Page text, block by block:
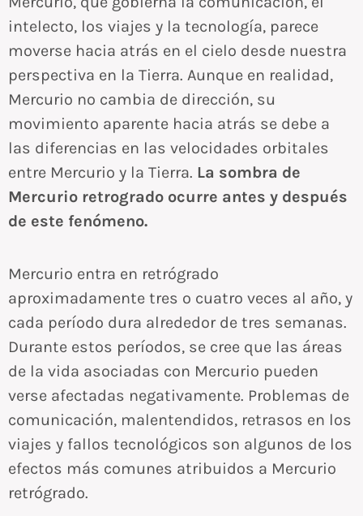
intelecto, los viajes y la tecnología, parece
moverse hacia atrás en el cielo desde nuestra
perspectiva en la Tierra. Aunque en realidad,
Mercurio no cambia de dirección, su
movimiento aparente hacia atrás se debe a
las diferencias en las velocidades orbitales
entre Mercurio y la Tierra. La sombra de
Mercurio retrogrado ocurre antes y después
de este fenómeno.
Mercurio entra en retrógrado
aproximadamente tres o cuatro veces al año, y
cada período dura alrededor de tres semanas.
Durante estos períodos, se cree que las áreas
de la vida asociadas con Mercurio pueden
verse afectadas negativamente. Problemas de
comunicación, malentendidos, retrasos en los
viajes y fallos tecnológicos son algunos de los
efectos más comunes atribuidos a Mercurio
retrógrado.